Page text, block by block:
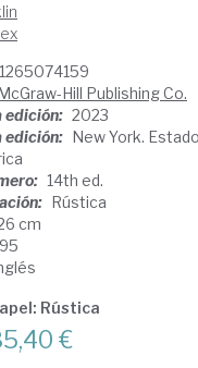
Hill Publishing Co.
edición: 2023
edición: New York.
14th ed.
Rústica
cm
Rústica
€